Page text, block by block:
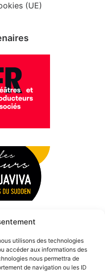
utilisons des technologies
accéder aux informations des
nous permettra de
de navigation ou les ID
(UE)